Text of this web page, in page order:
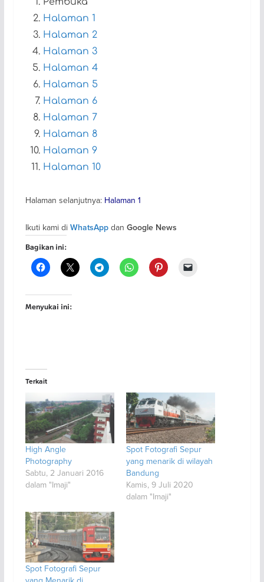
Halaman 1
Halaman 2
Halaman 3
Halaman 4
Halaman 5
Halaman 6
Halaman 7
Halaman 8
Halaman 9
Halaman 10
Halaman selanjutnya: Halaman 1
Ikuti kami di WhatsAppdan Google News
Bagikan ini:
Menyukai ini:
Terkait
High Angle
Photography
Sabtu, 2 Januari 2016
dalam "Imaji"
Spot Fotografi Sepur
yang menarik di wilayah
Bandung
Kamis, 9 Juli 2020
dalam "Imaji"
Spot Fotografi Sepur